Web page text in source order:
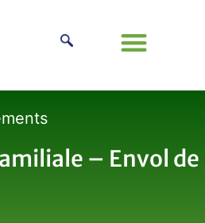
– Envol de